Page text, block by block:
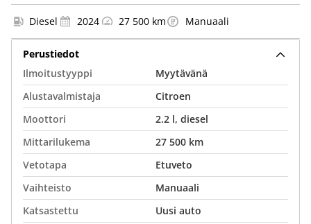
Diesel 2024 27 500 km Manuaali
Perustiedot
Ilmoitustyyppi
Myytävänä
Alustavalmistaja
Citroen
Moottori
2.2 l, diesel
Mittarilukema
27 500 km
Vetotapa
Etuveto
Vaihteisto
Manuaali
Katsastettu
Uusi auto